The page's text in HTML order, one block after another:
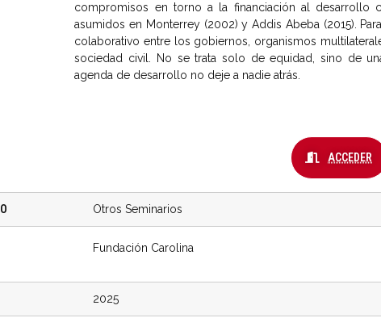
compromisos en torno a la financiación al desarrollo
asumidos en Monterrey (2002) y Addis Abeba (2015).
colaborativo entre los gobiernos, organismos
sociedad civil. No se trata solo de equidad, sino de
agenda de desarrollo no deje a nadie atrás.
ACCEDER
Otros Seminarios
Fundación Carolina
2025